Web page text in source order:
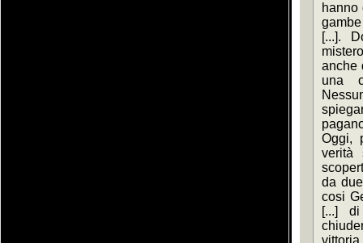
hanno
[...].
anche
una
Oggi,
verità
da
cosi
[...]